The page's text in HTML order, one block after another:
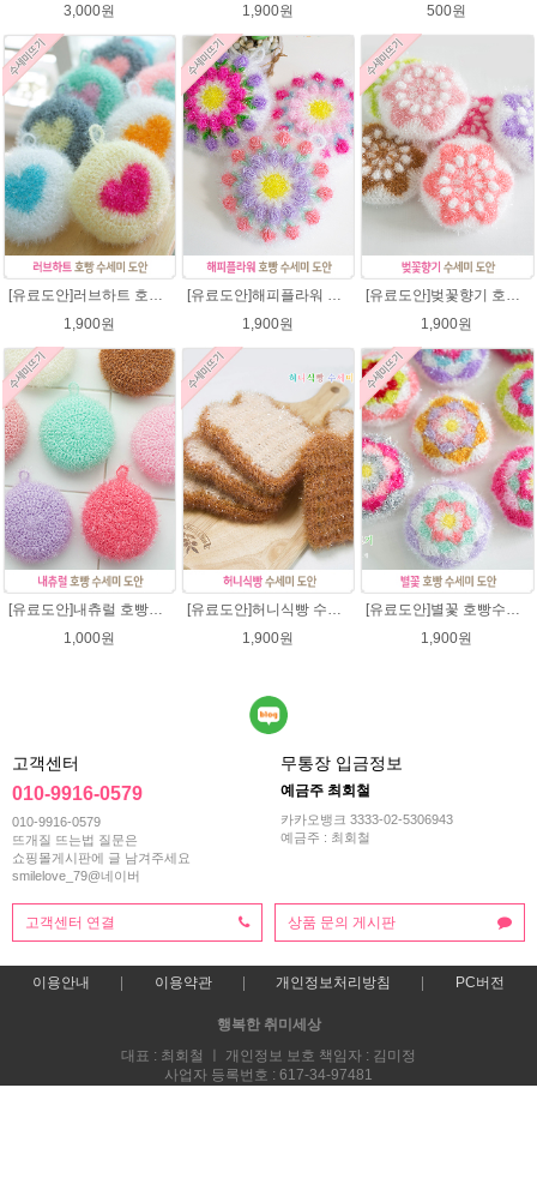
3,000원
1,900원
500원
[유료도안]러브하트 호빵수세미뜨기 도안(수세미실은 옵션에서 추가구매 가능)/별호빵수세미처럼 예쁜수세미뜨기/빤짝이 수세미실/웰빙수세미실/고급수세미실/하트뜨기 반짝이수세미 하트수세미
1,900원
[유료도안]해피플라워 호빵수세미뜨기 도안(수세미실은 옵션에서 추가구매 가능)/수세미뜨기/수세미실/반짝이수세미/반짝이실/별수세미 호빵수세미 웰빙수세미 퐁퐁수세미 코바늘수세미
1,900원
[유료도안]벚꽃향기 호빵수세미뜨기 도안(수세미실은 옵션에서 추가구매 가능)/수세미뜨기/수세미실/반짝이수세미/반짝이실/별수세미 호빵수세미 웰빙수세미 퐁퐁수세미 코바늘수세미
1,900원
1,000원
1,900원
1,900원
고객센터
010-9916-0579
010-9916-0579
뜨개질 뜨는법 질문은
쇼핑몰게시판에 글 남겨주세요
smilelove_79@네이버
무통장 입금정보
예금주 최회철
카카오뱅크 3333-02-5306943
예금주 : 최회철
고객센터 연결 상품 문의 게시판
이용안내 이용약관 개인정보처리방침 PC버전
행복한 취미세상
대표 : 최회철 ㅣ 개인정보 보호 책임자 : 김미정
사업자 등록번호 : 617-34-97481